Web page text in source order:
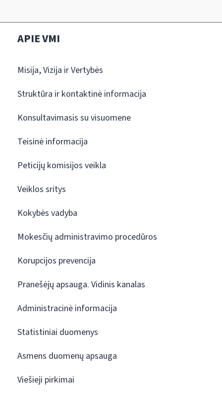
APIE VMI
Misija, Vizija ir Vertybės
Struktūra ir kontaktinė informacija
Konsultavimasis su visuomene
Teisinė informacija
Peticijų komisijos veikla
Veiklos sritys
Kokybės vadyba
Mokesčių administravimo procedūros
Korupcijos prevencija
Pranešėjų apsauga. Vidinis kanalas
Administracinė informacija
Statistiniai duomenys
Asmens duomenų apsauga
Viešieji pirkimai